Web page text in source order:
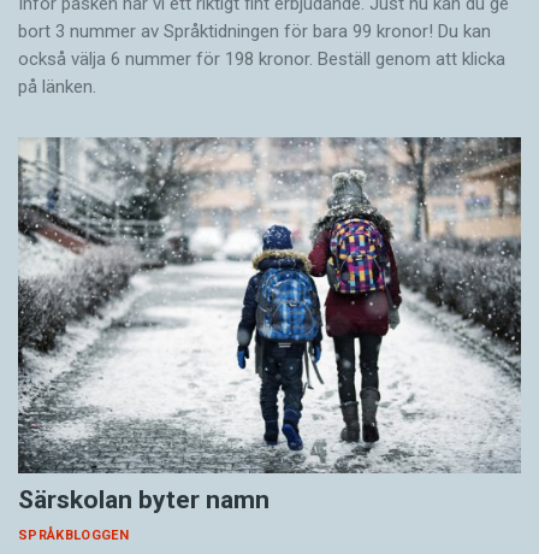
bort 3 nummer av Språktidningen för bara 99 kronor! Du kan
också välja 6 nummer för 198 kronor. Beställ genom att klicka
på länken.
Särskolan byter namn
SPRÅKBLOGGEN